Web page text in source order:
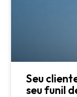
Seu
seu funil